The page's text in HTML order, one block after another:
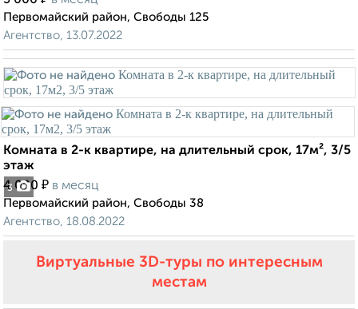
Первомайский район, Свободы 125
Агентство, 13.07.2022
3
Комната в 2-к квартире, на длительный срок, 17м², 3/5
этаж
4 000 ₽ в месяц
Первомайский район, Свободы 38
Агентство, 18.08.2022
Виртуальные 3D-туры по интересным
местам